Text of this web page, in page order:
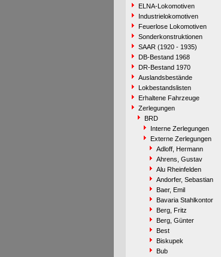
ELNA-Lokomotiven
Industrielokomotiven
Feuerlose Lokomotiven
Sonderkonstruktionen
SAAR (1920 - 1935)
DB-Bestand 1968
DR-Bestand 1970
Auslandsbestände
Lokbestandslisten
Erhaltene Fahrzeuge
Zerlegungen
BRD
Interne Zerlegungen
Externe Zerlegungen
Adloff, Hermann
Ahrens, Gustav
Alu Rheinfelden
Andorfer, Sebastian
Baer, Emil
Bavaria Stahlkontor
Berg, Fritz
Berg, Günter
Best
Biskupek
Bub